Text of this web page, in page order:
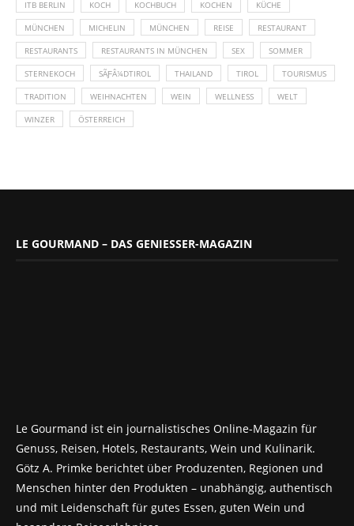
ITB BERLIN KOCH KOCHBUCH KOCHEN KÜCHE
MÜNCHEN MICHELIN MÜNCHEN REISE RESTAURANT
RESTAURANTS RESTAURANTS IN MÜNCHEN SEX SOMMER
STERNEKOCH SÃƑÂ¼DTIROL THAILAND TIROL TOURISMUS
TRADITION WEIHNACHTEN WEIN WELLNESS WELT
WINZER ÖSTERREICH
LE GOURMAND – DAS GENIESSER-MAGAZIN
Le Gourmand ist ein journalistisches Online-Magazin für
Genuss, Reisen, Hotels, Restaurants, Wein und Kulinarik.
Götz A. Primke berichtet über Produzenten, Regionen und
Menschen hinter den Produkten – unabhängig, authentisch
und mit Leidenschaft für gutes Essen, guten Wein und